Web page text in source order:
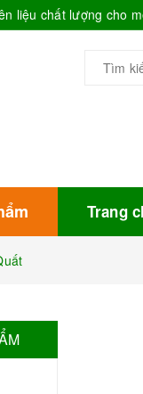
liệu chất lượng cho
Trang